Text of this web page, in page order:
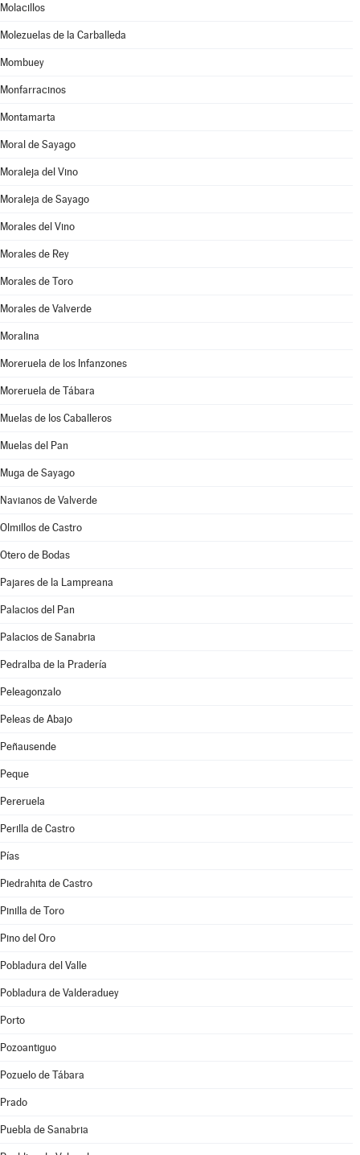
Molacillos
Molezuelas de la Carballeda
Mombuey
Monfarracinos
Montamarta
Moral de Sayago
Moraleja del Vino
Moraleja de Sayago
Morales del Vino
Morales de Rey
Morales de Toro
Morales de Valverde
Moralina
Moreruela de los Infanzones
Moreruela de Tábara
Muelas de los Caballeros
Muelas del Pan
Muga de Sayago
Navianos de Valverde
Olmillos de Castro
Otero de Bodas
Pajares de la Lampreana
Palacios del Pan
Palacios de Sanabria
Pedralba de la Pradería
Peleagonzalo
Peleas de Abajo
Peñausende
Peque
Pereruela
Perilla de Castro
Pías
Piedrahita de Castro
Pinilla de Toro
Pino del Oro
Pobladura del Valle
Pobladura de Valderaduey
Porto
Pozoantiguo
Pozuelo de Tábara
Prado
Puebla de Sanabria